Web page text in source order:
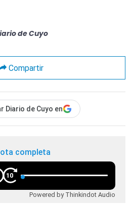
de Cuyo
Compartir
Diario de Cuyo en
completa
10
Powered by Thinkindot Audio